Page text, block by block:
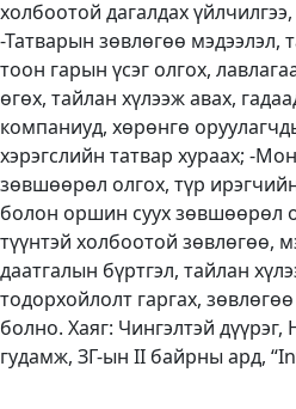
холбоотой дагалдах
-Татварын зөвлөгөө мэдээлэл,
тоон гарын үсэг олгох,
өгөх, тайлан хүлээж авах,
компаниуд, хөрөнгө
хэрэгслийн татвар хураах; -
зөвшөөрөл олгох, түр
болон оршин суух зөвшөөрөл
түүнтэй холбоотой зөвлөгөө,
даатгалын бүртгэл, тайлан
тодорхойлолт гаргах,
болно. Хаяг: Чингэлтэй дүүрэг,
гудамж, ЗГ-ын II байрны ард,